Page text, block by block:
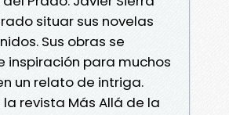
situar sus novelas
Sus obras se
para muchos
un relato de intriga.
revista Más Allá de la